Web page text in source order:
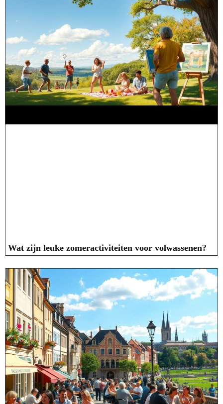
Wat zijn leuke zomeractiviteiten voor volwassenen?